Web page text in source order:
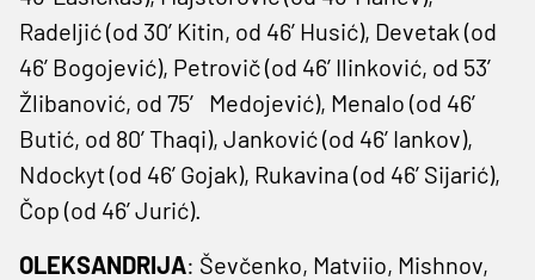
Radeljić (od 30’ Kitin, od 46’ Husić), Devetak (od
46’ Bogojević), Petrovič (od 46’ Ilinković, od 53′
Žlibanović, od 75′ Medojević), Menalo (od 46’
Butić, od 80’ Thaqi), Janković (od 46’ Iankov),
Ndockyt (od 46’ Gojak), Rukavina (od 46’ Sijarić),
Čop (od 46’ Jurić).
OLEKSANDRIJA: Ševčenko, Matviio, Mishnov,